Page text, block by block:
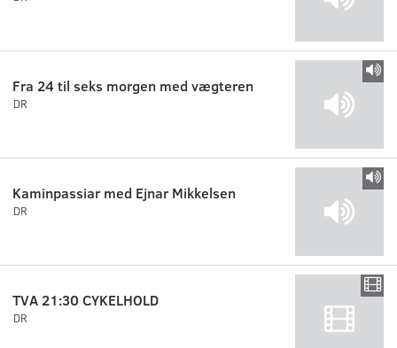
Fra 24 til seks morgen med vægteren
DR
Kaminpassiar med Ejnar Mikkelsen
DR
TVA 21:30 CYKELHOLD
DR